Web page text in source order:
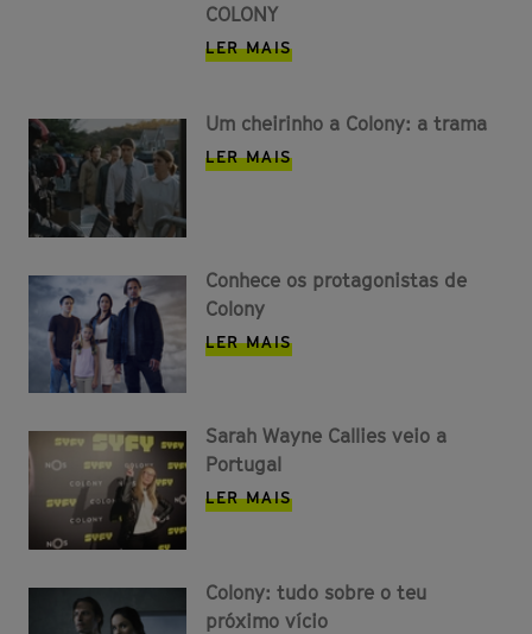
COLONY
LER MAIS
Um cheirinho a Colony: a trama
LER MAIS
Conhece os protagonistas de
Colony
LER MAIS
Sarah Wayne Callies veio a
Portugal
LER MAIS
Colony: tudo sobre o teu
próximo vício